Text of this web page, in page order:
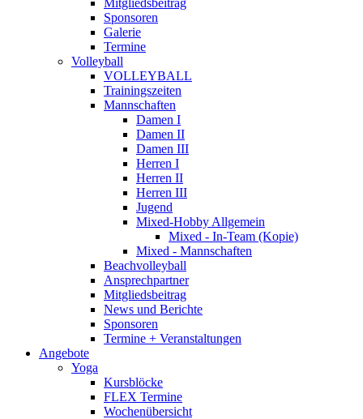
Mitgliedsbeitrag
Sponsoren
Galerie
Termine
Volleyball
VOLLEYBALL
Trainingszeiten
Mannschaften
Damen I
Damen II
Damen III
Herren I
Herren II
Herren III
Jugend
Mixed-Hobby Allgemein
Mixed - In-Team (Kopie)
Mixed - Mannschaften
Beachvolleyball
Ansprechpartner
Mitgliedsbeitrag
News und Berichte
Sponsoren
Termine + Veranstaltungen
Angebote
Yoga
Kursblöcke
FLEX Termine
Wochenübersicht